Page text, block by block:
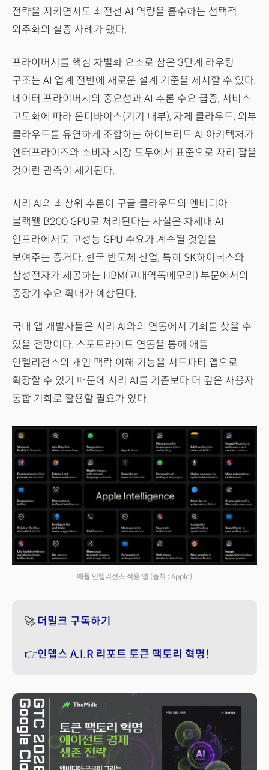
전략을 지키면서도 최전선 AI 역량을 흡수하는 선택적
외주화의 실증 사례가 됐다.
프라이버시를 핵심 차별화 요소로 삼은 3단계 라우팅
구조는 AI 업계 전반에 새로운 설계 기준을 제시할 수 있다.
데이터 프라이버시의 중요성과 AI 추론 수요 급증, 서비스
고도화에 따라 온디바이스(기기 내부), 자체 클라우드, 외부
클라우드를 유연하게 조합하는 하이브리드 AI 아키텍처가
엔터프라이즈와 소비자 시장 모두에서 표준으로 자리 잡을
것이란 관측이 제기된다.
시리 AI의 최상위 추론이 구글 클라우드의 엔비디아
블랙웰 B200 GPU로 처리된다는 사실은 차세대 AI
인프라에서도 고성능 GPU 수요가 계속될 것임을
보여주는 증거다. 한국 반도체 산업, 특히 SK하이닉스와
삼성전자가 제공하는 HBM(고대역폭메모리) 부문에서의
중장기 수요 확대가 예상된다.
국내 앱 개발사들은 시리 AI와의 연동에서 기회를 찾을 수
있을 전망이다. 스포트라이트 연동을 통해 애플
인텔리전스의 개인 맥락 이해 기능을 서드파티 앱으로
확장할 수 있기 때문에 시리 AI를 기존보다 더 깊은 사용자
통합 기회로 활용할 필요가 있다.
애플 인텔리전스 적용 앱 (출처 : Apple)
🚀 더밀크 구독하기
👉인뎁스 A.I.R 리포트 토큰 팩토리 혁명!